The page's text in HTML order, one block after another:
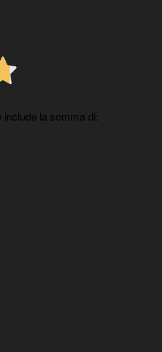
include la somma di: